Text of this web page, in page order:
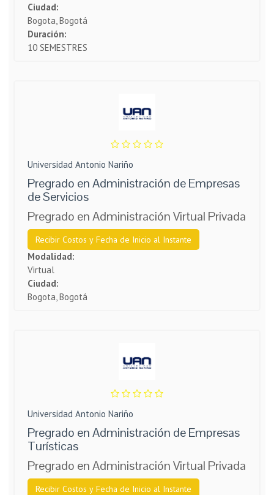
Ciudad:
Bogota, Bogotá
Duración:
10 SEMESTRES
Universidad Antonio Nariño
Pregrado en Administración de Empresas
de Servicios
Pregrado en Administración Virtual Privada
Recibir Costos y Fecha de Inicio al Instante
Modalidad:
Virtual
Ciudad:
Bogota, Bogotá
Universidad Antonio Nariño
Pregrado en Administración de Empresas
Turísticas
Pregrado en Administración Virtual Privada
Recibir Costos y Fecha de Inicio al Instante